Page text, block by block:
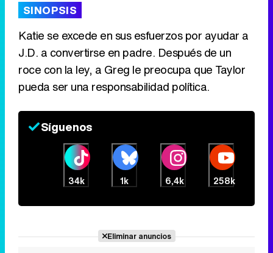
Tráiler de '33 días', la nueva serie de Atresplayer con Julián Villagrán y José Manuel Poga
Tráiler de la tercera temporada de 'The Walking Dead: Dead City' de AMC+
SINOPSIS
Katie se excede en sus esfuerzos por ayudar a
J.D. a convertirse en padre. Después de un
roce con la ley, a Greg le preocupa que Taylor
pueda ser una responsabilidad política.
Síguenos
34k 1k 6,4k 258k
Eliminar anuncios